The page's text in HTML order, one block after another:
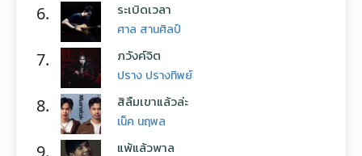
6. ระเบิดเวลา
ศาล สานศิลป์
7. ภวังค์จิต
ปราง ปรางทิพย์
8. สิลืมเขาแล้วล่ะ
เน็ค นฤพล
9. แพ้แล้วพาล